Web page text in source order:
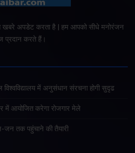
खबरे अपडेट करता है | हम आपको सीधे मनोरंजन
प्रदान करते हैं।
में अनुसंधान संरचना होगी सुदृढ
में आयोजित करेगा रोजगार मेले
जन तक पहुंचाने की तैयारी